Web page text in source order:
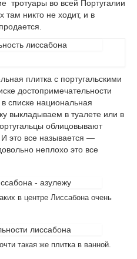
в Бергене, личный
сделать в
в Греции
тротуары во всей Португалии
там никто не ходит, и в
плитка с португальскими
достопримечательности
списке национальная
выкладываем в туалете или в
облицовывают
это все называется —
неплохо это все
в центре Лиссабона очень
такая же плитка в ванной.